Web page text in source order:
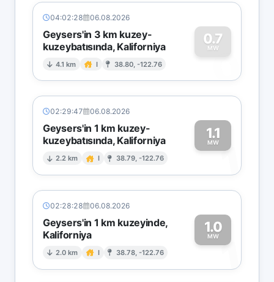
04:02:28 06.08.2026
Geysers'in 3 km kuzey-
kuzeybatısında, Kaliforniya
4.1 km I 38.80, -122.76
0.7
MW
0
02:29:47 06.08.2026
Geysers'in 1 km kuzey-
kuzeybatısında, Kaliforniya
2.2 km I 38.79, -122.76
1.1
MW1
02:28:28 06.08.2026
Geysers'in 1 km kuzeyinde,
Kaliforniya
2.0 km I 38.78, -122.76
1.0
MW1